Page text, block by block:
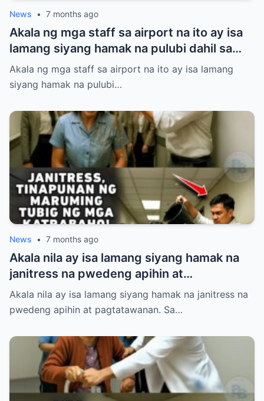
News • 7 months ago
Akala ng mga staff sa airport na ito ay isa
lamang siyang hamak na pulubi dahil sa
suot niyang sando, short, at tsinelas.
Pinigilan siyang makasakay sa eroplano at
may valid ticket siya. Ang hindi nila alam,
ang lalakeng tinitingnan nila nang mababa
ay isa sa pinakamalaking investor ng
mismong airport na iyon! Panoorin ang
matinding pasabog nang dumating ang
tunay na may-ari at halos mahimatay sa
gulat ang mga aroganteng empleyado.
Akala ng mga staff sa airport na ito ay isa lamang
siyang hamak na pulubi…
News • 7 months ago
Akala nila ay isa lamang siyang hamak na
janitress na pwedeng apihin at
pagtatawanan. Sa loob ng Dominguez
Corporate Holdings, pinahiya, sinigawan,
mga mapanghusgang katrabaho.
Akala nila ay isa lamang siyang hamak na janitress na
pwedeng apihin at pagtatawanan. Sa…